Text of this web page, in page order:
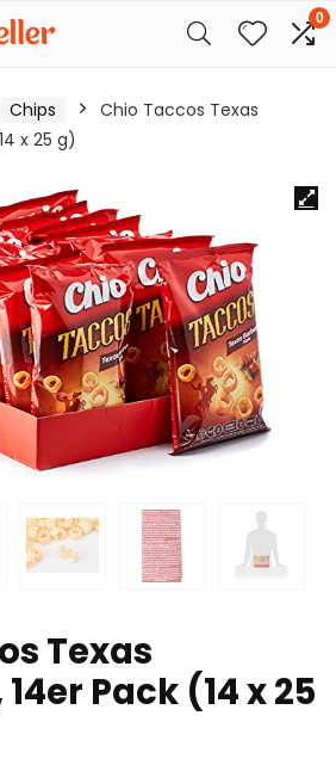
0
Chips
Chio Taccos Texas
x 25 g)
Texas
Pack (14 x 25